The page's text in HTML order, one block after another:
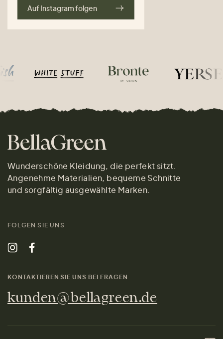
Auf Instagram folgen
Wunderschöne Kleidung, die perfekt sitzt.
Angenehme Materialien, bequeme Schnitte
und sorgfältig ausgewählte Marken.
FOLGEN SIE UNS
KONTAKTIEREN SIE UNS BEI FRAGEN
kunden@bellagreen.de